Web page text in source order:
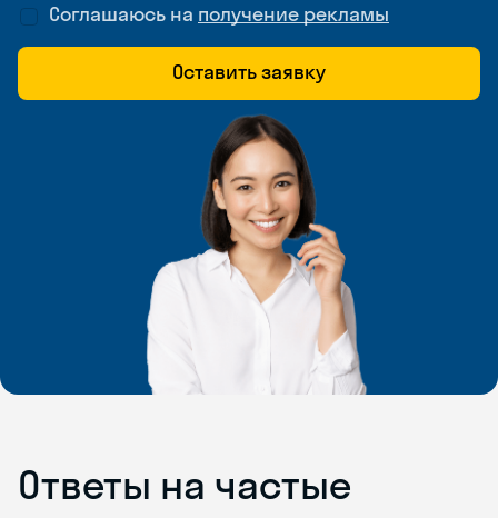
Соглашаюсь на получение рекламы
Оставить заявку
Ответы на частые